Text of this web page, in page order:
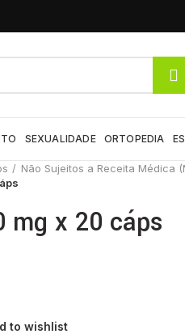
SEXUALIDADE ORTOPEDIA
Não Sujeitos a Receita Médica
mg x 20 cáps
to wishlist